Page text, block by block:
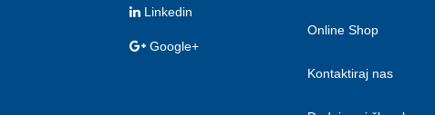
Linkedin
Google+
Online Shop
Kontaktiraj nas